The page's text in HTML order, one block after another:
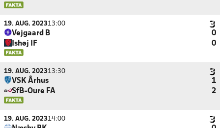
19. AUG. 202313:00
Vejgaard B
0
Ishøj IF
0
19. AUG. 202313:30
VSK Århus
1
SfB-Oure FA
2
19. AUG. 202314:00